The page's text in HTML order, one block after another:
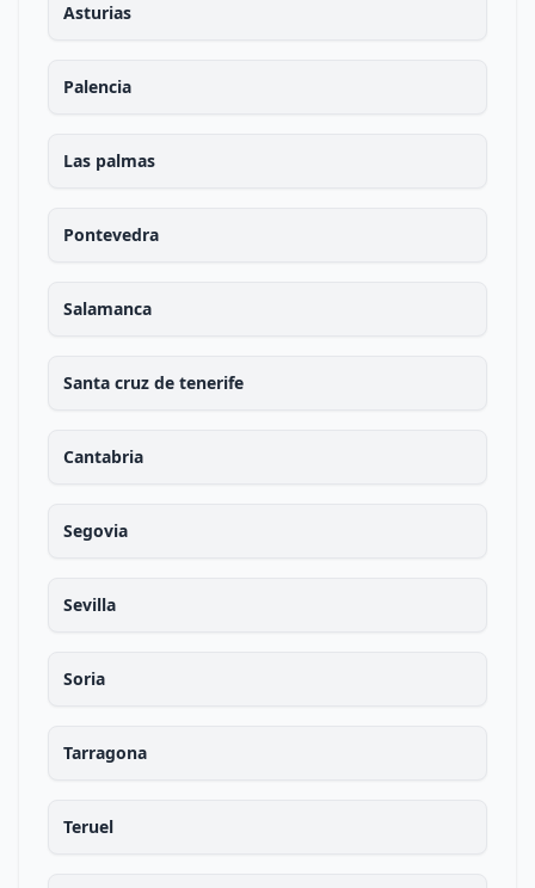
Asturias
Palencia
Las palmas
Pontevedra
Salamanca
Santa cruz de tenerife
Cantabria
Segovia
Sevilla
Soria
Tarragona
Teruel